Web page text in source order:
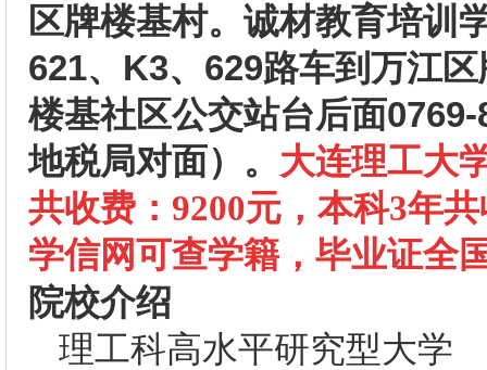
区牌楼基村。诚材教育培训
621、K3、629路车到万江
楼基社区公交站台后面
地税局对面）。 大连理工大
共收费：9200元，本科3年
学信网可查学籍，毕业证全
院校介绍
理工科高水平研究型大